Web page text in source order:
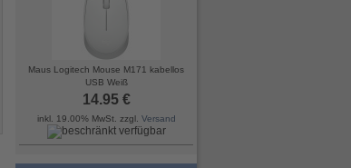
Maus Logitech Mouse M171 kabellos
USB Weiß
14.95 €
inkl. 19.00% MwSt. zzgl. Versand